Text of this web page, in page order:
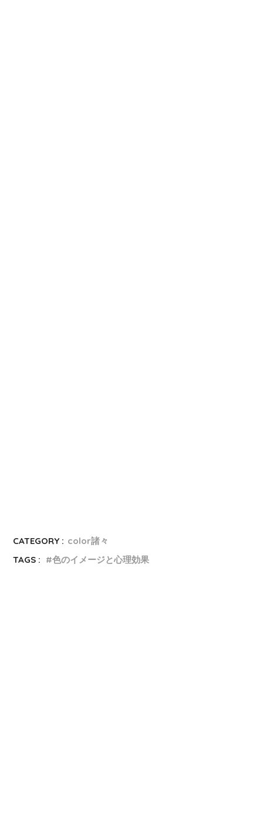
CATEGORY : color諸々
TAGS :
色のイメージと心理効果